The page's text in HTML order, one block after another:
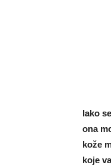
Iako
ona
kože
koje